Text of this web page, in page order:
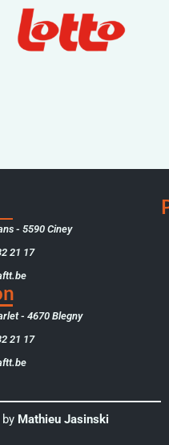
- 5590 Ciney
21 17
- 4670 Blegny
21 17
Mathieu Jasinski